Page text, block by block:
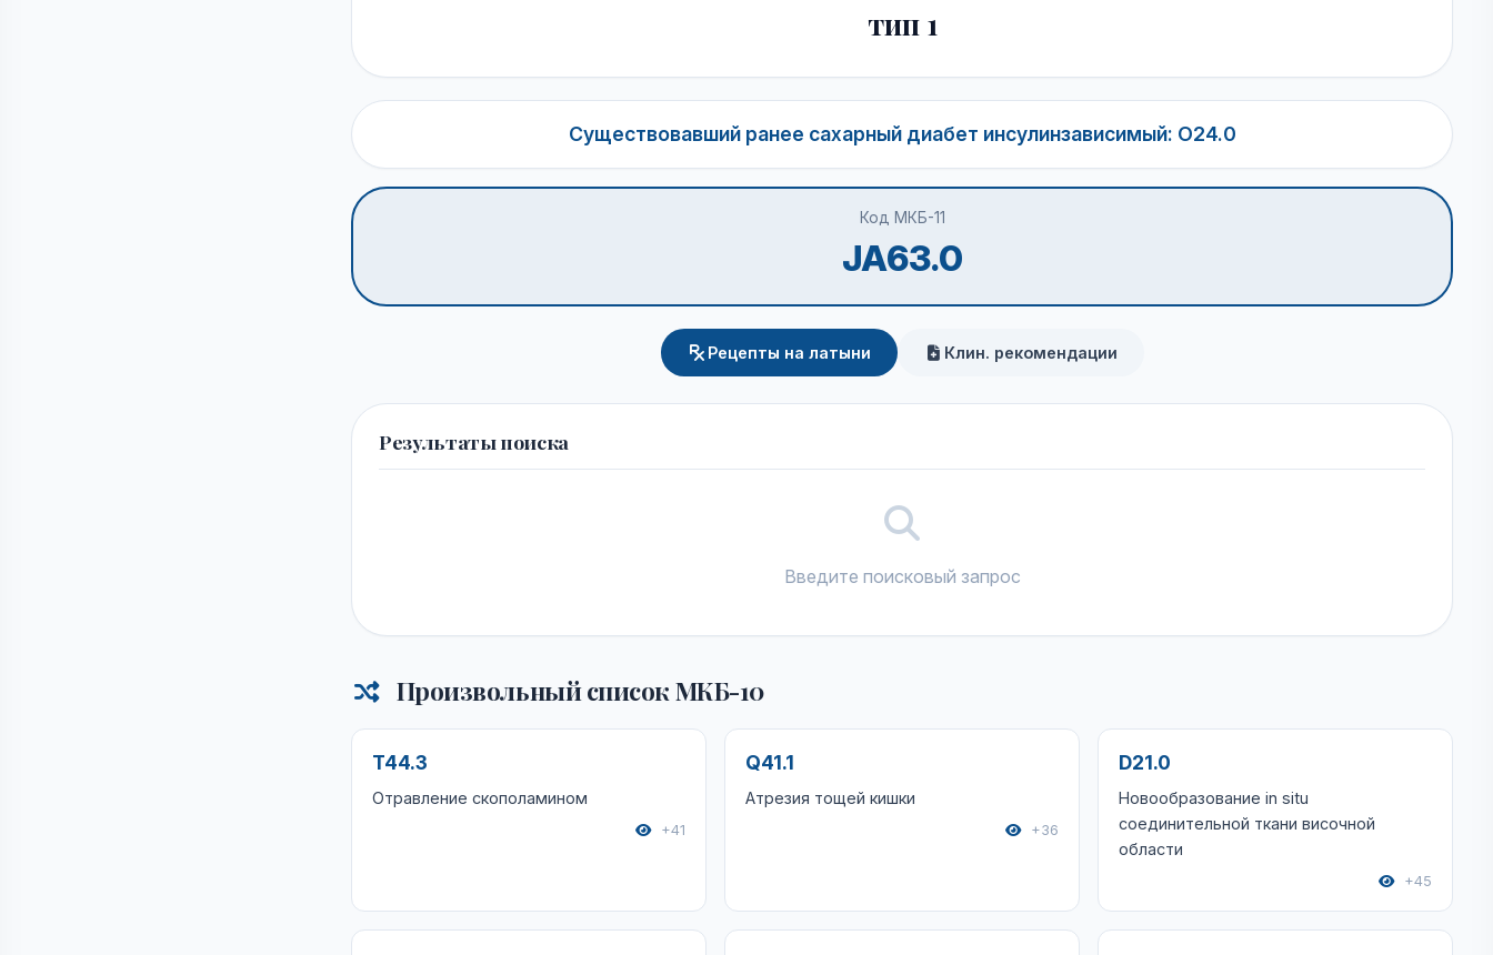
тип 1
Существовавший ранее сахарный диабет инсулинзависимый: O24.0
Код МКБ-11
JA63.0
Рецепты на латыни Клин. рекомендации
Результаты поиска
Введите поисковый запрос
Произвольный список МКБ-10
T44.3
Отравление скополамином
+41
Q41.1
Атрезия тощей кишки
+36
D21.0
Новообразование in situ
соединительной ткани височной
области
+45